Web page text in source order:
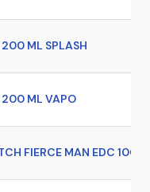
200 ML SPLASH
200 ML VAPO
FIERCE MAN EDC 100